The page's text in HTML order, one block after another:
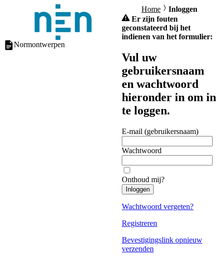
Normontwerpen
Home
Inloggen
Er zijn fouten
geconstateerd bij het
indienen van het formulier:
Vul uw
gebruikersnaam
en wachtwoord
hieronder in om in
te loggen.
E-mail (gebruikersnaam)
Wachtwoord
Onthoud mij?
Inloggen
Wachtwoord vergeten?
Registreren
Bevestigingslink opnieuw
verzenden